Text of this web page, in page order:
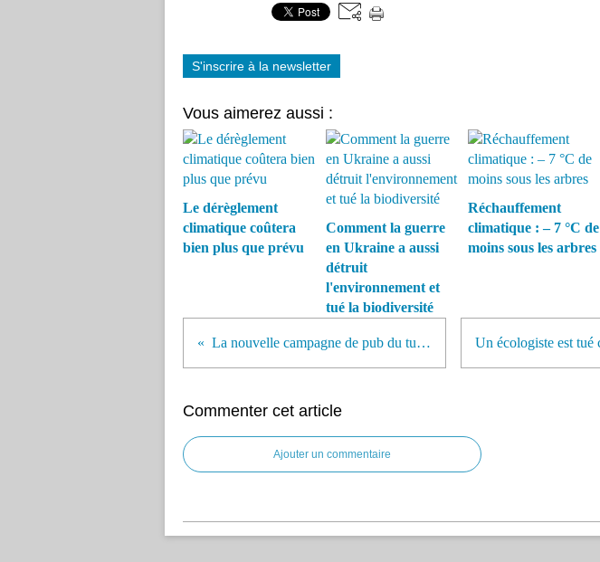
S'inscrire à la newsletter
Vous aimerez aussi :
Le dérèglement
climatique coûtera
bien plus que prévu
Comment la guerre
en Ukraine a aussi
détruit
l'environnement et
tué la biodiversité
Réchauffement
climatique : – 7 °C de
moins sous les arbres
La nouvelle campagne de pub du tueur monsanto
Commenter cet article
Ajouter un commentaire